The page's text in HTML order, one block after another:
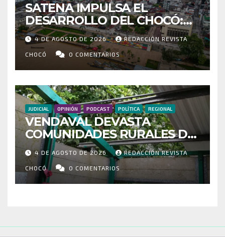
SATENA IMPULSA EL
DESARROLLO DEL CHOCÓ:
MÁS DE 35 MIL PASAJEROS
MOVILIZADOS Y NUEVAS
RUTAS FORTALECEN LA
CONECTIVIDAD
4 DE AGOSTO DE 2026 REDACCIÓN REVISTA
CHOCÓ 0 COMENTARIOS
JUDICIAL OPINIÓN PODCAST POLÍTICA REGIONAL
VENDAVAL DEVASTA
COMUNIDADES RURALES DE
RIOSUCIO: ESCUELAS,
VIVIENDAS Y CEMENTERIO
ENTRE LOS AFECTADOS
4 DE AGOSTO DE 2026 REDACCIÓN REVISTA
CHOCÓ 0 COMENTARIOS